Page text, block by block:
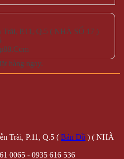
P.11, Q.5 ( NHÀ SỐ 17 )
hàng ngay.
Trãi, P.11, Q.5 ( Bản Đồ ) ( NHÀ
0065 - 0935 616 536